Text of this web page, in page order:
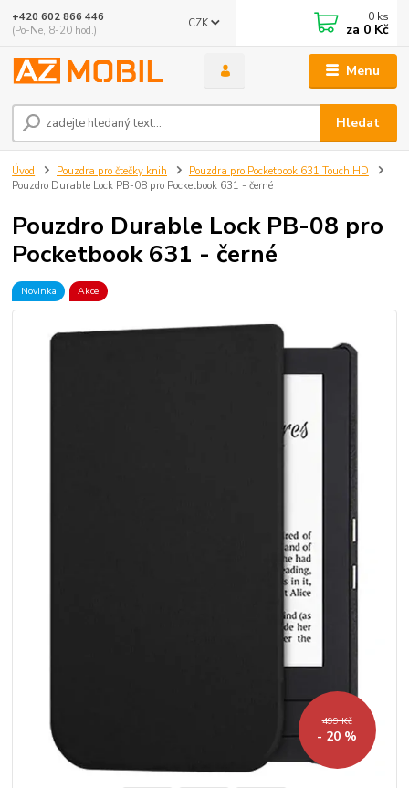
Menu
CZK
Hledat
+420 602 866 446
(Po-Ne, 8-20 hod.)
0 ks
za 0 Kč
Úvod Pouzdra pro čtečky knih
Pouzdra pro Pocketbook 631 Touch HD
Pouzdro Durable Lock PB-08 pro Pocketbook 631 - černé
Pouzdro Durable Lock PB-08 pro
Pocketbook 631 - černé
Novinka Akce
499 Kč
- 20 %